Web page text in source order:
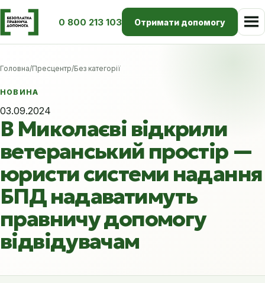
0 800 213 103 Отримати допомогу
Головна/Пресцентр/Без категорії
НОВИНА
03.09.2024
В Миколаєві відкрили
ветеранський простір —
юристи системи надання
БПД надаватимуть
правничу допомогу
відвідувачам